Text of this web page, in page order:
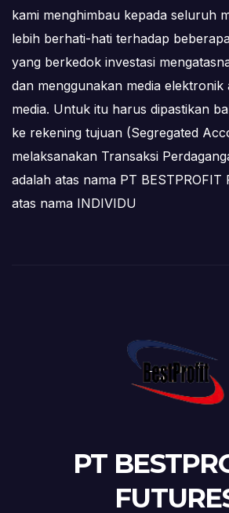
kami menghimbau kepada seluruh
lebih berhati-hati terhadap
yang berkedok investasi
dan menggunakan media elektronik
media. Untuk itu harus dipastikan
ke rekening tujuan (Segregated
melaksanakan Transaksi
adalah atas nama PT BESTPROFIT
atas nama INDIVIDU
PT